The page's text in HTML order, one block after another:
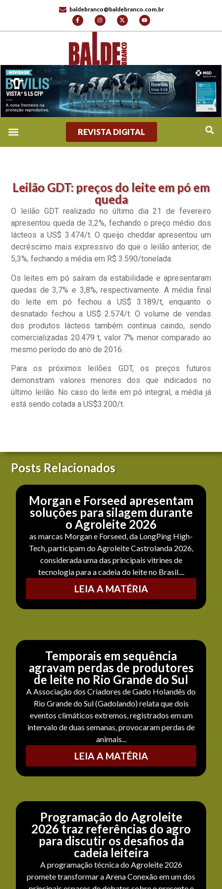
baldebranco@baldebranco.com.br
REVISTA DIGITAL
Leilão GDT: preços do leite em pó em
queda
O leilão GDT realizado no último dia 21 de fevereiro
apresentou queda de 3,2%, fechando o preço médio dos
lácteos a US$ 3.474/t. O queijo cheddar apresentou um
decréscimo mais expressivo do que o leilão anterior, de
5,3%, fechando a média em R$ 3.590/tonelada.
Os leites em pó saíram da estabilidade e apresentaram
quedas de 3,7% e 3,8%, respectivamente. A média final
do leite em pó fechou a US$ 3.189/t, enquanto o
desnatado fechou a US$ 2.574/t. O volume de vendas
dos produtos lácteos também continua caindo, sendo
comercializadas 20.479 t, valor 7% menor comparado ao
mesmo período do ano de 2016.
Para os próximos leilões GDT, os preços futuros
demonstram valores menores dos que indicados no
último leilão. No caso do leite em pó integral, a média já
está sendo cotada a US$3.200/t.
Posts Relacionados
Morgan e Forseed apresentam
soluções para silagem durante
o Agroleite 2026
as marcas Morgan e Forseed, da LongPing High-
Tech, participam do Agroleite Castrolanda 2026,
considerada uma das principais vitrines de
tecnologia para a cadeia do leite no Brasil....
LEIA A MATÉRIA
Temporais em sequência
agravam perdas de produtores
de leite no Rio Grande do Sul
A Associação dos Criadores de Gado Holandês do
Rio Grande do Sul (Gadolando) relata que dois
eventos climáticos extremos, registrados em um
intervalo de duas semanas, provocaram perdas de
animais...
LEIA A MATÉRIA
Programação do Agroleite
2026 traz referências do agro
para discutir os desafios da
cadeia leiteira
A programação técnica do Agroleite 2026
promete transformar a Arena Conexão em um dos